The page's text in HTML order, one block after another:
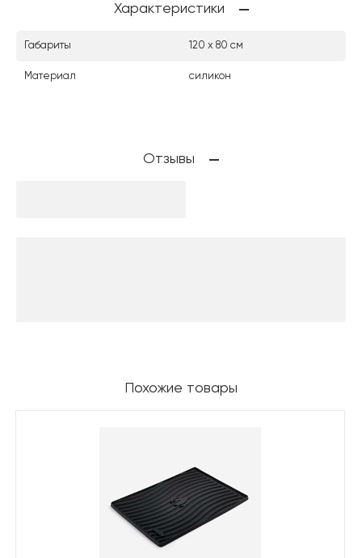
Характеристики
Габариты 120 х 80 см
Материал силикон
Отзывы
Похожие товары